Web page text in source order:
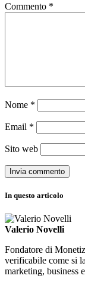
Commento *
Nome *
Email *
Sito web
In questo articolo
Valerio Novelli
Fondatore di
verificabile come si
marketing, business